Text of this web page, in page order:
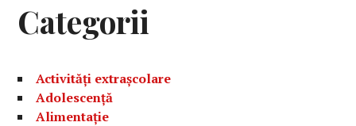
Categorii
Activități extrașcolare
Adolescență
Alimentație